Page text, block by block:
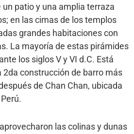
patio y una amplia terraza
en las cimas de los templos
grandes habitaciones con
La mayoría de estas pirámides
los siglos V y VI d.C. Está
construcción de barro más
de Chan Chan, ubicada
las colinas y dunas